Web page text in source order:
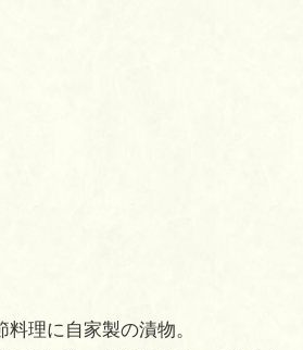
理に自家製の漬物。